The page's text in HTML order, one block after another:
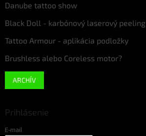
Danube tattoo show
Black Doll - karbónový laserový peeling
Tattoo Armour - aplikácia podložky
Brushless alebo Coreless motor?
ARCHÍV
Prihlásenie
E-mail